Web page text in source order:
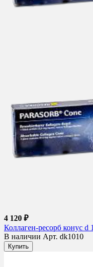
4 120 ₽
Коллаген-ресорб конус
В наличии Арт. dk1010
Купить